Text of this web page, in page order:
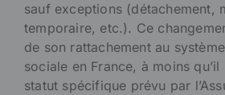
sauf exceptions (détachement,
temporaire, etc.). Ce
de son rattachement au
sociale en France, à moins
statut spécifique prévu par